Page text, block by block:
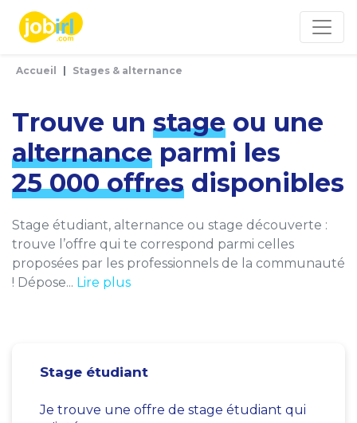
Accueil Stages & alternance
Trouve un stage ou une
alternance parmi les
25 000 offres disponibles
Stage étudiant, alternance ou stage découverte :
trouve l’offre qui te correspond parmi celles
proposées par les professionnels de la communauté
! Dépose... Lire plus
Stage étudiant
Je trouve une offre de stage étudiant qui
Panneau de gestion des cookies